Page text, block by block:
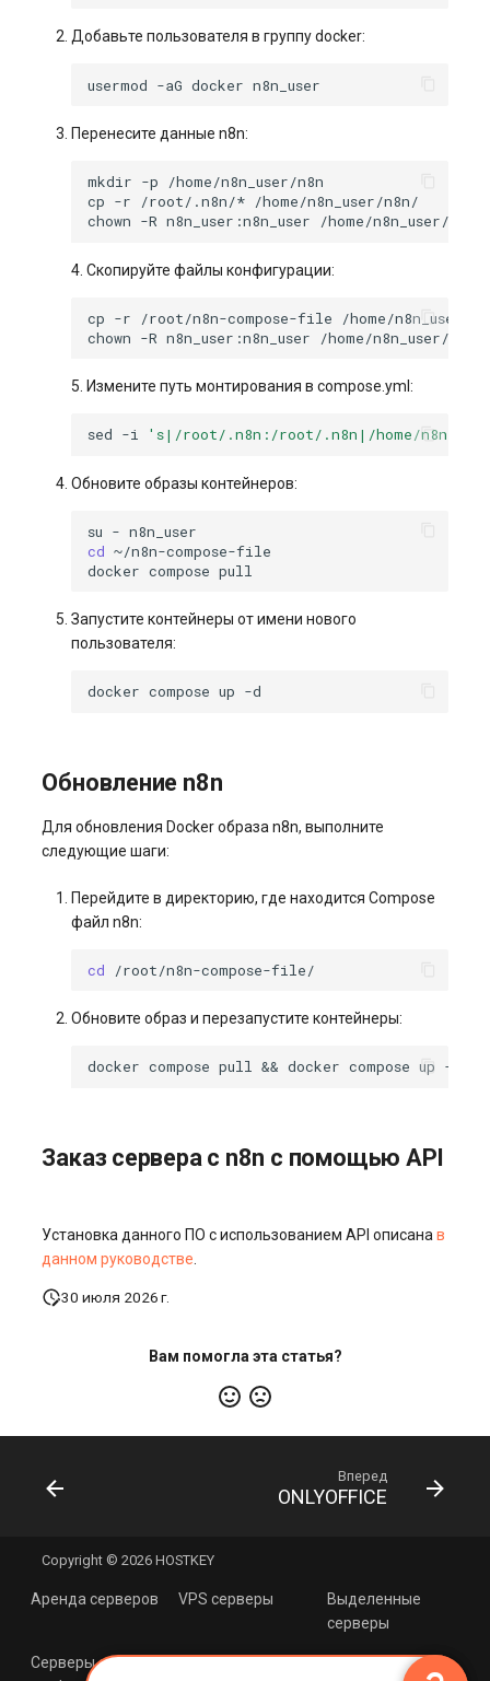
Добавьте пользователя в группу docker:
usermod -aG docker
Перенесите данные n8n:
mkdir -p
cp -r /root/.n8n/*
chown -R n8n_user:n8n_user
4. Скопируйте файлы конфигурации:
cp -r /root/n8n-compose-file
chown -R n8n_user:n8n_user
5. Измените путь монтирования в compose.yml:
sed -i 's|/root/.n8n:/root/.n8n|/home/
Обновите образы контейнеров:
su -
cd
docker compose
Запустите контейнеры от имени нового
пользователя:
docker compose up
Обновление n8n
Для обновления Docker образа n8n, выполните
следующие шаги:
Перейдите в директорию, где находится Compose
файл n8n:
cd
Обновите образ и перезапустите контейнеры:
docker compose pull && docker compose up
Заказ сервера с n8n с помощью API
Установка данного ПО с использованием API описанав
данном руководстве
30 июля 2026 г.
Вам помогла эта статья?
Вперед
ONLYOFFICE
Copyright © 2026 HOSTKEY
Аренда серверов VPS серверы
Выделенные
серверы
Серверы с
Cерверы с
Хостинг с Linux ×